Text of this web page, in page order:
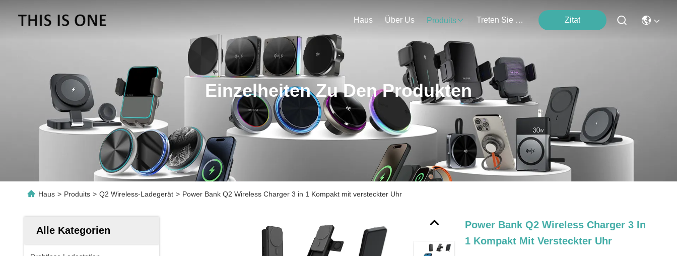
Haus Über Us Produits Treten Sie Mit Uns In Verbindung Zitat
Einzelheiten Zu Den Produkten
Haus > Produits > Q2 Wireless-Ladegerät > Power Bank Q2 Wireless Charger 3 in 1 Kompakt mit versteckter Uhr
Alle Kategorien
Power Bank Q2 Wireless Charger 3 In
1 Kompakt Mit Versteckter Uhr